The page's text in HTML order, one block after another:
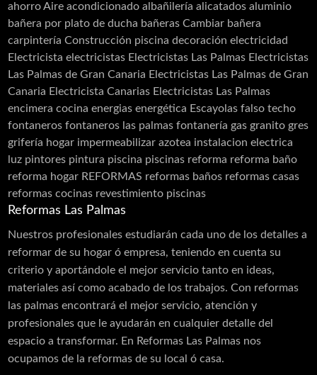
ahorro Aire acondicionado albañilería alicatados aluminio
bañera por plato de ducha bañeras Cambiar bañera
carpintería Construcción piscina decoración electricidad
Electricista electricistas Electricistas Las Palmas Electricistas
Las Palmas de Gran Canaria Electricistas Las Palmas de Gran
Canaria Electricista Canarias Electricistas Las Palmas
encimera cocina energias energética Escayolas falso techo
fontaneros fontaneros las palmas fontanería gas granito gres
grifería hogar impermeabilizar azotea instalacion electrica
luz pintores pintura piscina piscinas reforma reforma baño
reforma hogar REFORMAS reformas baños reformas casas
reformas cocinas revestimiento piscinas
Reformas Las Palmas
Nuestros profesionales estudiarán cada uno de los detalles a
reformar de su hogar ó empresa, teniendo en cuenta su
criterio y aportándole el mejor servicio tanto en ideas,
materiales así como acabado de los trabajos. Con reformas
las palmas encontrará el mejor servicio, atención y
profesionales que le ayudarán en cualquier detalle del
espacio a transformar. En Reformas Las Palmas nos
ocupamos de la reformas de su local ó casa.